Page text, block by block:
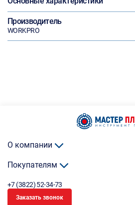
Производитель
WORKPRO
О компании
Покупателям
+7 (3822) 52-34-73
Заказать звонок